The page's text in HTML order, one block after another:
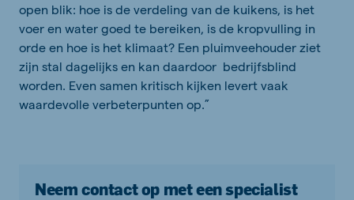
open blik: hoe is de verdeling van de kuikens, is het
voer en water goed te bereiken, is de kropvulling in
orde en hoe is het klimaat? Een pluimveehouder ziet
zijn stal dagelijks en kan daardoor bedrijfsblind
worden. Even samen kritisch kijken levert vaak
waardevolle verbeterpunten op.”
Neem contact op met een specialist